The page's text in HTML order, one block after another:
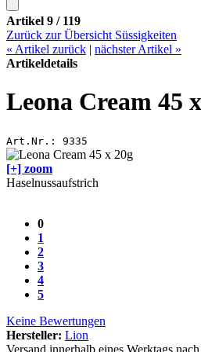
Artikel 9 / 119
Zurück zur Übersicht Süssigkeiten
« Artikel zurück | nächster Artikel »
Artikeldetails
Leona Cream 45
Art.Nr.: 9335
[+] zoom
Haselnussaufstrich
0
1
2
3
4
5
Keine Bewertungen
Hersteller: Lion
Versand innerhalb eines Werktags